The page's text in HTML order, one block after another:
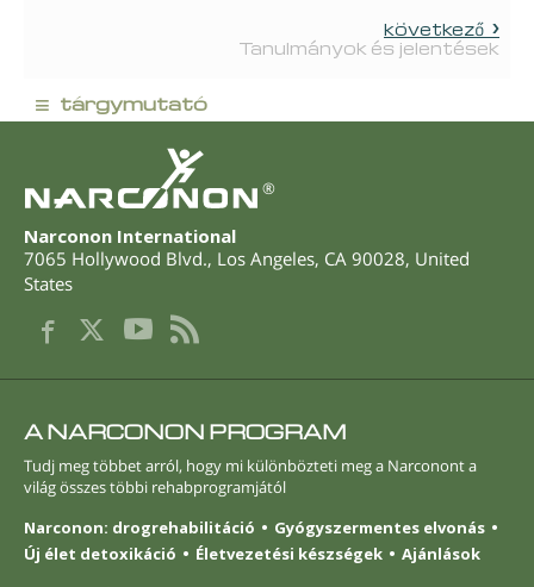
következő
Tanulmányok és jelentések
≡ tárgymutató
®
Narconon International
7065 Hollywood Blvd., Los Angeles, CA 90028, United
States
A NARCONON PROGRAM
Tudj meg többet arról, hogy mi különbözteti meg a Narconont a
világ összes többi rehabprogramjától
Narconon: drogrehabilitáció
Gyógyszermentes elvonás
Új élet detoxikáció
Életvezetési készségek Ajánlások